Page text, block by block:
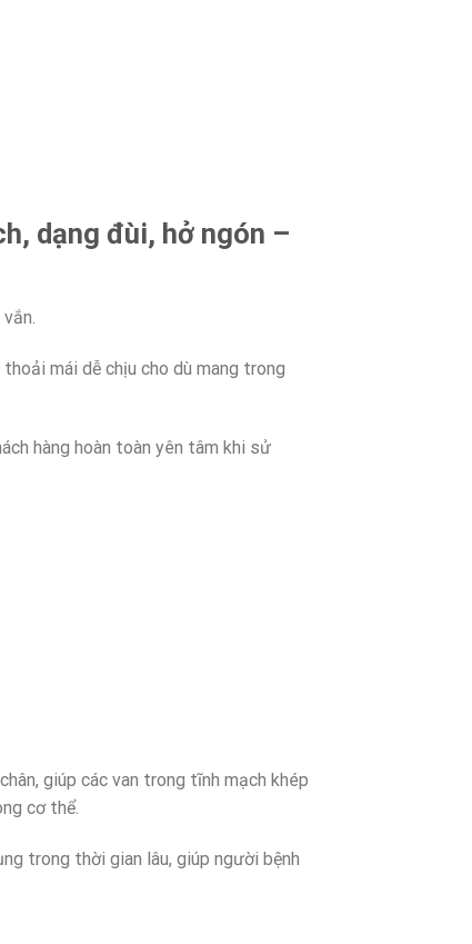
dạng đùi, hở ngón –
mái dễ chịu cho dù mang trong
hàng hoàn toàn yên tâm khi sử
giúp các van trong tĩnh mạch khép
cơ thể.
trong thời gian lâu, giúp người bệnh